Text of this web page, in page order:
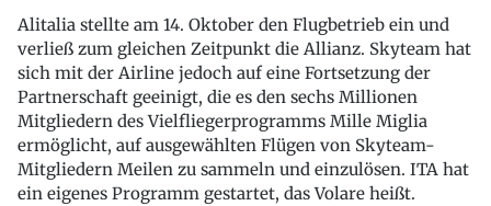
Alitalia stellte am 14. Oktober den Flugbetrieb ein und
verließ zum gleichen Zeitpunkt die Allianz. Skyteam hat
sich mit der Airline jedoch auf eine Fortsetzung der
Partnerschaft geeinigt, die es den sechs Millionen
Mitgliedern des Vielfliegerprogramms Mille Miglia
ermöglicht, auf ausgewählten Flügen von Skyteam-
Mitgliedern Meilen zu sammeln und einzulösen. ITA hat
ein eigenes Programm gestartet, das Volare heißt.